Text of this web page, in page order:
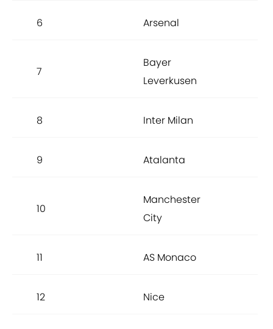
6 Arsenal
7
Bayer
Leverkusen
8 Inter Milan
9 Atalanta
10
Manchester
City
11 AS Monaco
12 Nice